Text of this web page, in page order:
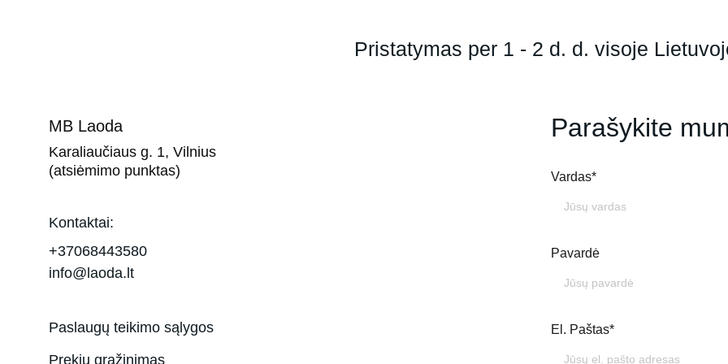
Parašykite
Vardas*
Pavardė
El. Paštas*
MB Laoda
Karaliaučiaus g. 1, Vilnius
(atsiėmimo punktas)
Kontaktai:
+37068443580
info@laoda.lt
Paslaugų teikimo sąlygos
Prekių grąžinimas
Pristatymas per 1 - 2 d. d. visoje